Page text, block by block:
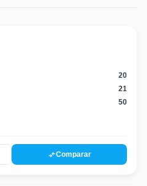
20
21
50
compare_arrowsComparar